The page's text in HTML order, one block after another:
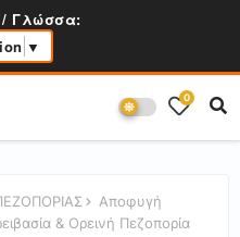
/ Γλώσσα:
▼
0
Αποφυγή
& Ορεινή Πεζοπορία